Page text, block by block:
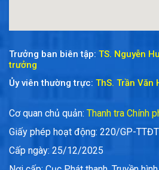
Trưởng ban biên tập: TS. Nguyễn
trưởng
Ủy viên thường trực: ThS. Trần Văn
Cơ quan chủ quản: Thanh tra Chính
Giấy phép hoạt động: 220/GP-TTĐT
Cấp ngày: 25/12/2025